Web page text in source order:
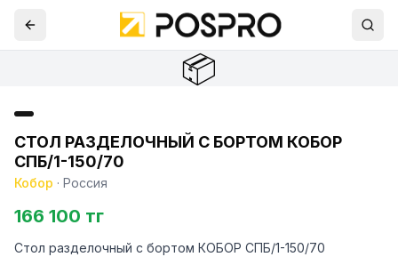
📦
СТОЛ РАЗДЕЛОЧНЫЙ С БОРТОМ КОБОР
СПБ/1-150/70
Кобор · Россия
166 100 тг
Стол разделочный с бортом КОБОР СПБ/1-150/70